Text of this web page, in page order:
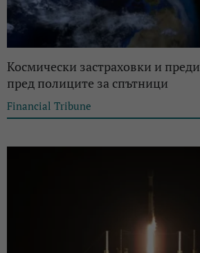
Космически застраховки и
пред полиците за спътници
Financial Tribune